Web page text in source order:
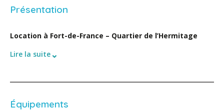
Présentation
Location à Fort-de-France – Quartier de l’Hermitage
Lire la suite⌄
Équipements